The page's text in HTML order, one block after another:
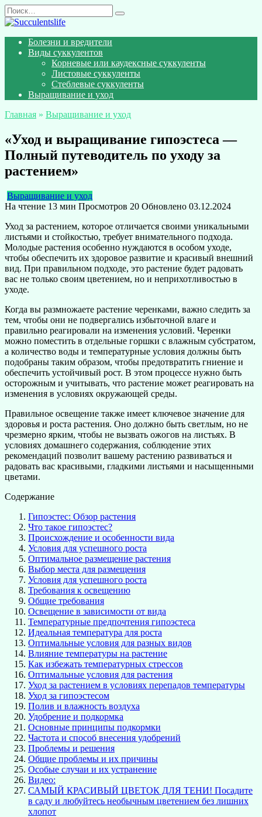
Перейти
к
Search
for:
Болезни и вредители
Виды суккулентов
Корневые или каудексные суккуленты
Листовые суккуленты
Стеблевые суккуленты
Выращивание и уход
Главная » Выращивание и уход
«Уход и выращивание гипоэстеса —
Полный путеводитель по уходу за
растением»
Выращивание и уход
На чтение 13 мин Просмотров 20 Обновлено 03.12.2024
Уход за растением, которое отличается своими уникальными
листьями и стойкостью, требует внимательного подхода.
Молодые растения особенно нуждаются в особом уходе,
чтобы обеспечить их здоровое развитие и красивый внешний
вид. При правильном подходе, это растение будет радовать
вас не только своим цветением, но и неприхотливостью в
уходе.
Когда вы размножаете растение черенками, важно следить за
тем, чтобы они не подвергались избыточной влаге и
правильно реагировали на изменения условий. Черенки
можно поместить в отдельные горшки с влажным субстратом,
а количество воды и температурные условия должны быть
подобраны таким образом, чтобы предотвратить гниение и
обеспечить устойчивый рост. В этом процессе нужно быть
осторожным и учитывать, что растение может реагировать на
изменения в условиях окружающей среды.
Правильное освещение также имеет ключевое значение для
здоровья и роста растения. Оно должно быть светлым, но не
чрезмерно ярким, чтобы не вызвать ожогов на листьях. В
условиях домашнего содержания, соблюдение этих
рекомендаций позволит вашему растению развиваться и
радовать вас красивыми, гладкими листьями и насыщенными
цветами.
Содержание
Гипоэстес: Обзор растения
Что такое гипоэстес?
Происхождение и особенности вида
Условия для успешного роста
Оптимальное размещение растения
Выбор места для размещения
Условия для успешного роста
Требования к освещению
Общие требования
Освещение в зависимости от вида
Температурные предпочтения гипоэстеса
Идеальная температура для роста
Оптимальные условия для разных видов
Влияние температуры на растение
Как избежать температурных стрессов
Оптимальные условия для растения
Уход за растением в условиях перепадов температуры
Уход за гипоэстесом
Полив и влажность воздуха
Удобрение и подкормка
Основные принципы подкормки
Частота и способ внесения удобрений
Проблемы и решения
Общие проблемы и их причины
Особые случаи и их устранение
Видео:
САМЫЙ КРАСИВЫЙ ЦВЕТОК ДЛЯ ТЕНИ! Посадите
в саду и любуйтесь необычным цветением без лишних
хлопот